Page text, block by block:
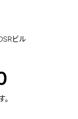
ビル